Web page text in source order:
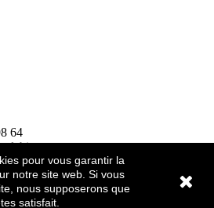
64
pour vous garantir la
notre site web. Si vous
nous supposerons que
satisfait.